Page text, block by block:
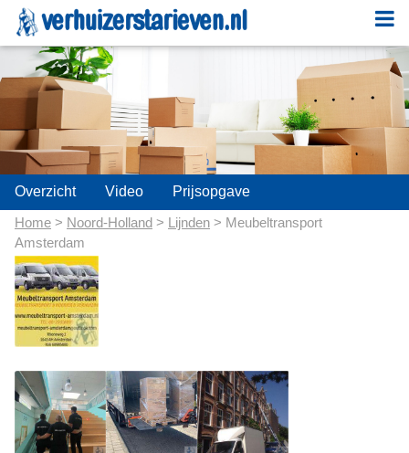
Overzicht Video Prijsopgave
Home > Noord-Holland > Lijnden > Meubeltransport
Amsterdam